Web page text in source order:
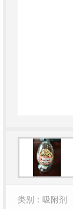
类别：吸附剂